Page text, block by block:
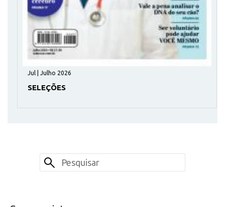
Jul | Julho 2026
SELEÇÕES